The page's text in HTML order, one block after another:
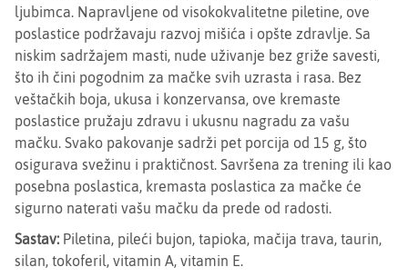
ljubimca. Napravljene od visokokvalitetne piletine, ove
poslastice podržavaju razvoj mišića i opšte zdravlje. Sa
niskim sadržajem masti, nude uživanje bez griže savesti,
što ih čini pogodnim za mačke svih uzrasta i rasa. Bez
veštačkih boja, ukusa i konzervansa, ove kremaste
poslastice pružaju zdravu i ukusnu nagradu za vašu
mačku. Svako pakovanje sadrži pet porcija od 15 g, što
osigurava svežinu i praktičnost. Savršena za trening ili kao
posebna poslastica, kremasta poslastica za mačke će
sigurno naterati vašu mačku da prede od radosti.
Sastav: Piletina, pileći bujon, tapioka, mačija trava, taurin,
silan, tokoferil, vitamin A, vitamin E.